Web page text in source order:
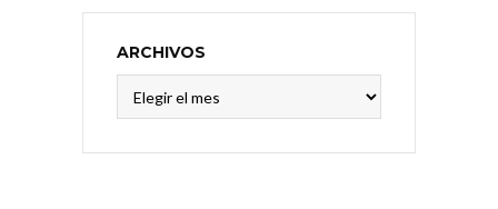
ARCHIVOS